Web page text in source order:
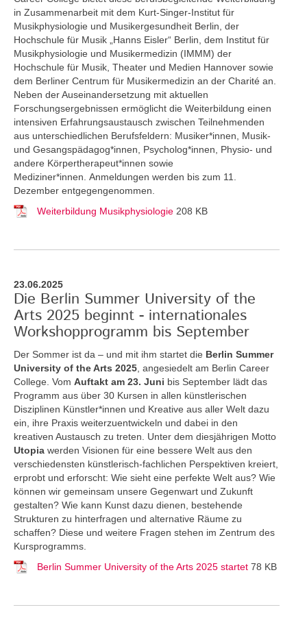
in Zusammenarbeit mit dem Kurt-Singer-Institut für
Musikphysiologie und Musikergesundheit Berlin, der
Hochschule für Musik „Hanns Eisler“ Berlin, dem Institut für
Musikphysiologie und Musikermedizin (IMMM) der
Hochschule für Musik, Theater und Medien Hannover sowie
dem Berliner Centrum für Musikermedizin an der Charité an.
Neben der Auseinandersetzung mit aktuellen
Forschungsergebnissen ermöglicht die Weiterbildung einen
intensiven Erfahrungsaustausch zwischen Teilnehmenden
aus unterschiedlichen Berufsfeldern: Musiker*innen, Musik-
und Gesangspädagog*innen, Psycholog*innen, Physio- und
andere Körpertherapeut*innen sowie
Mediziner*innen. Anmeldungen werden bis zum 11.
Dezember entgegengenommen.
Weiterbildung Musikphysiologie 208 KB
23.06.2025
Die Berlin Summer University of the
Arts 2025 beginnt - internationales
Workshopprogramm bis September
Der Sommer ist da – und mit ihm startet die Berlin Summer
University of the Arts 2025 , angesiedelt am Berlin Career
College. Vom Auftakt am 23. Juni bis September lädt das
Programm aus über 30 Kursen in allen künstlerischen
Disziplinen Künstler*innen und Kreative aus aller Welt dazu
ein, ihre Praxis weiterzuentwickeln und dabei in den
kreativen Austausch zu treten. Unter dem diesjährigen Motto
Utopia werden Visionen für eine bessere Welt aus den
verschiedensten künstlerisch-fachlichen Perspektiven kreiert,
erprobt und erforscht: Wie sieht eine perfekte Welt aus? Wie
können wir gemeinsam unsere Gegenwart und Zukunft
gestalten? Wie kann Kunst dazu dienen, bestehende
Strukturen zu hinterfragen und alternative Räume zu
schaffen? Diese und weitere Fragen stehen im Zentrum des
Kursprogramms.
Berlin Summer University of the Arts 2025 startet 78 KB